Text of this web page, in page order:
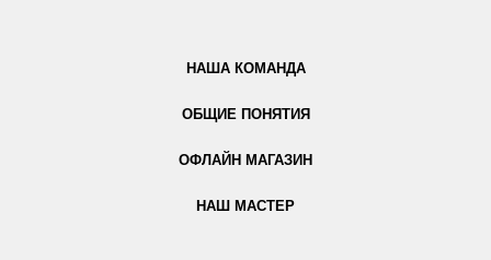
НАША КОМАНДА
ОБЩИЕ ПОНЯТИЯ
ОФЛАЙН МАГАЗИН
НАШ МАСТЕР